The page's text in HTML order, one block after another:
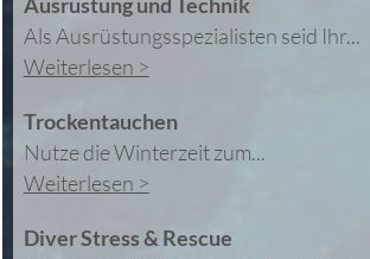
Als Ausrüstungsspezialisten seid Ihr...
Weiterlesen >
Trockentauchen
Nutze die Winterzeit zum...
Weiterlesen >
Diver Stress & Rescue